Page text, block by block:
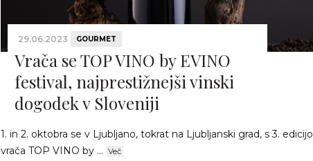
29.06.2023 GOURMET
Vrača se TOP VINO by EVINO
festival, najprestižnejši vinski
dogodek v Sloveniji
1. in 2. oktobra se v Ljubljano, tokrat na Ljubljanski grad, s 3. edicijo
vrača TOP VINO by ... Več